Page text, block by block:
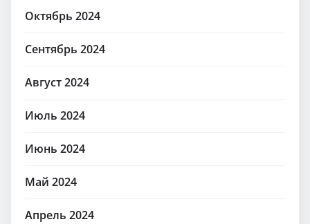
Октябрь 2024
Сентябрь 2024
Август 2024
Июль 2024
Июнь 2024
Май 2024
Апрель 2024